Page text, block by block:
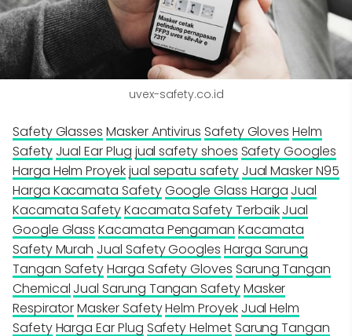
uvex-safety.co.id
Safety Glasses Masker Antivirus Safety Gloves Helm
Safety Jual Ear Plug jual safety shoes Safety Googles
Harga Helm Proyekjual sepatu safety Jual Masker N95
Harga Kacamata SafetyGoogle Glass Harga Jual
Kacamata SafetyKacamata Safety TerbaikJual
Google Glass Kacamata Pengaman Kacamata
Safety Murah Jual Safety Googles Harga Sarung
Tangan SafetyHarga Safety Gloves Sarung Tangan
Chemical Jual Sarung Tangan SafetyMasker
RespiratorMasker SafetyHelm Proyek Jual Helm
SafetyHarga Ear Plug Safety Helmet Sarung Tangan